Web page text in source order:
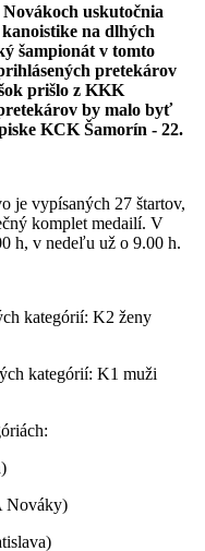
uskutočnia
na dlhých
šampionát v tomto
pretekárov
prišlo z KKK
by malo byť
KCK Šamorín - 22.
je vypísaných 27 štartov,
komplet medailí. V
h, v nedeľu už o 9.00 h.
kategórií: K2 ženy
kategórií: K1 muži
Nováky)